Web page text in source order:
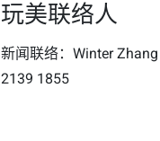
玩美联络人
新闻联络：Winter
2139 1855